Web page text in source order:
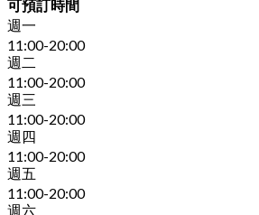
可預訂時間
週一
11:00-20:00
週二
11:00-20:00
週三
11:00-20:00
週四
11:00-20:00
週五
11:00-20:00
週六